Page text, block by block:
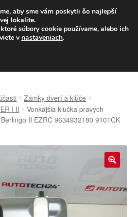
233 221 276
Zámky dverí a kľúče
I II
Vonkajšia kľučka pravých
II EZRC 9634932180 9101CK
aby sme vám poskytli čo najlepší
lokalite.
súbory cookie používame, alebo ich
v nastaveniach.